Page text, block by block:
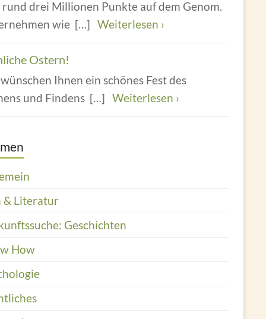
rund drei Millionen Punkte auf dem Genom.
wie […] Weiterlesen ›
Ostern!
Ihnen ein schönes Fest des
und Findens […] Weiterlesen ›
& Literatur
Geschichten
How